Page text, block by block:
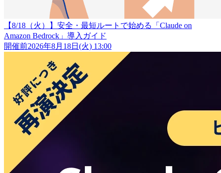
【8/18（火）】安全・最短ルートで始める「Claude on
Amazon Bedrock」導入ガイド
開催前2026年8月18日(火) 13:00